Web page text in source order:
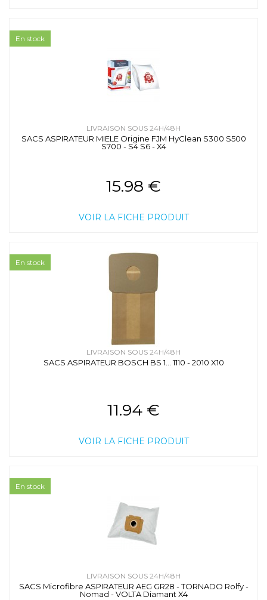
LIVRAISON SOUS 24H/48H
SACS ASPIRATEUR MIELE Origine FJM HyClean S300 S500
S700 - S4 S6 - X4
15.98 €
VOIR LA FICHE PRODUIT
En stock
LIVRAISON SOUS 24H/48H
SACS ASPIRATEUR BOSCH BS 1... 1110 - 2010 X10
11.94 €
VOIR LA FICHE PRODUIT
En stock
LIVRAISON SOUS 24H/48H
SACS Microfibre ASPIRATEUR AEG GR28 - TORNADO Rolfy -
Nomad - VOLTA Diamant X4
En stock